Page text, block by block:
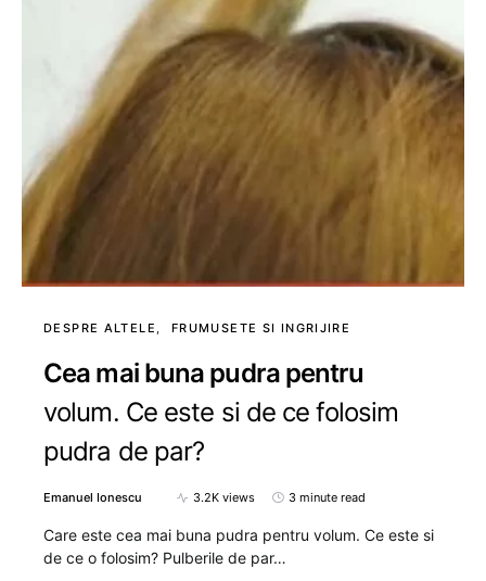
DESPRE ALTELE FRUMUSETE SI INGRIJIRE
Cea mai buna pudra pentru
volum. Ce este si de ce folosim
pudra de par?
Emanuel Ionescu 3.2K views 3 minute read
Care este cea mai buna pudra pentru volum. Ce este si
de ce o folosim? Pulberile de par…